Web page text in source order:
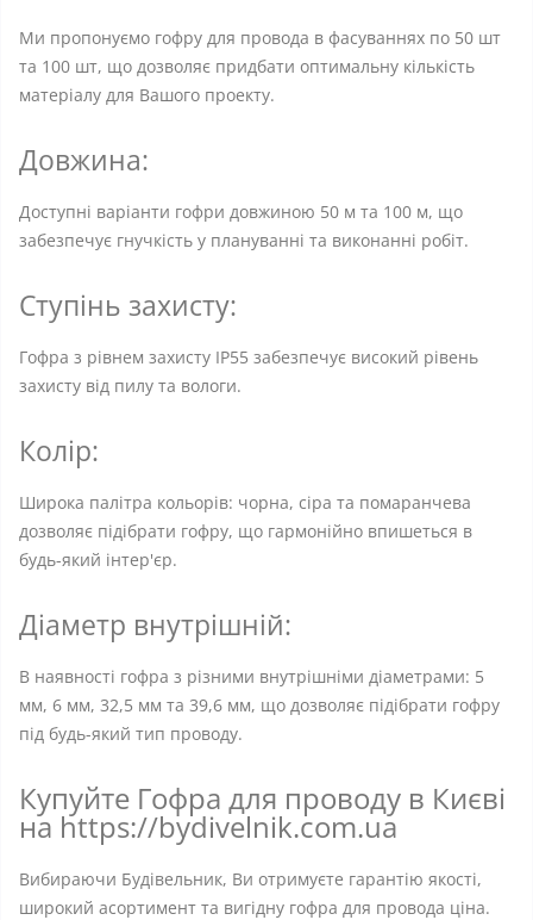
Ми пропонуємо гофру для провода в фасуваннях по 50 шт
та 100 шт, що дозволяє придбати оптимальну кількість
матеріалу для Вашого проекту.
Довжина:
Доступні варіанти гофри довжиною 50 м та 100 м, що
забезпечує гнучкість у плануванні та виконанні робіт.
Ступінь захисту:
Гофра з рівнем захисту IP55 забезпечує високий рівень
захисту від пилу та вологи.
Колір:
Широка палітра кольорів: чорна, сіра та помаранчева
дозволяє підібрати гофру, що гармонійно впишеться в
будь-який інтер'єр.
Діаметр внутрішній:
В наявності гофра з різними внутрішніми діаметрами: 5
мм, 6 мм, 32,5 мм та 39,6 мм, що дозволяє підібрати гофру
під будь-який тип проводу.
Купуйте Гофра для проводу в Києві
на https://bydivelnik.com.ua
Вибираючи Будівельник, Ви отримуєте гарантію якості,
широкий асортимент та вигідну гофра для провода ціна.